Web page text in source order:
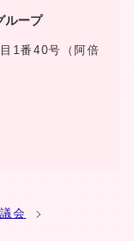
ループ
1番40号（阿倍
会